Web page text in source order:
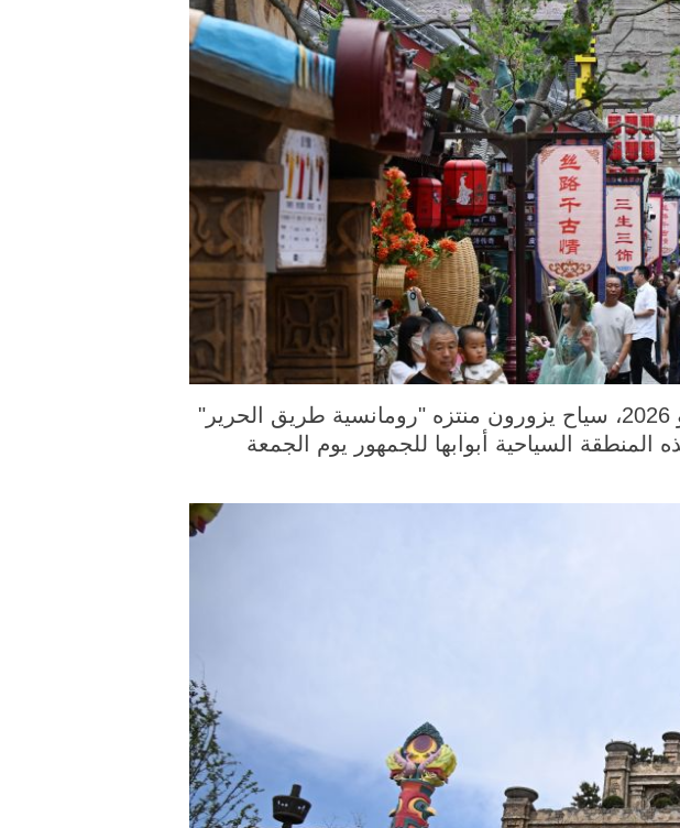
تشينغداو 27 يونيو 2026 (شينخوا) في الصورة الملتقطة يوم 26 يونيو 2026، سياح يزورون منتزه "رومانسية طريق الحرير"
السياحية أبوابها للجمهور يوم الجمعة